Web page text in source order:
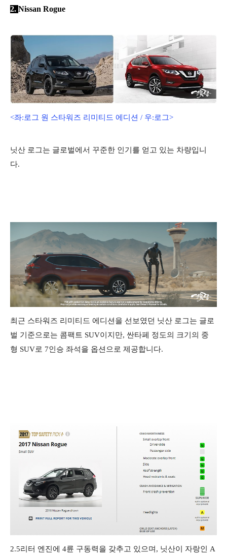
2. Nissan Rogue
<좌:로그 원 스타워즈 리미티드 에디션 / 우:로그>
닛산 로그는 글로벌에서 꾸준한 인기를 얻고 있는 차량입니
다.
최근 스타워즈 리미티드 에디션을 선보였던 닛산 로그는 글로
벌 기준으로는 콤팩트 SUV이지만, 싼타페 정도의 크기의 중
형 SUV로 7인승 좌석을 옵션으로 제공합니다.
2.5리터 엔진에 4륜 구동력을 갖추고 있으며, 닛산이 자랑인 A